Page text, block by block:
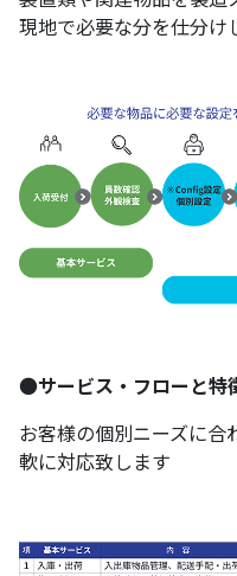
現地で必要な分を仕分け
●サービス・フローと特
お客様の個別ニーズに合
軟に対応致します